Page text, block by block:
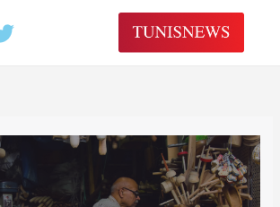
المحتوى